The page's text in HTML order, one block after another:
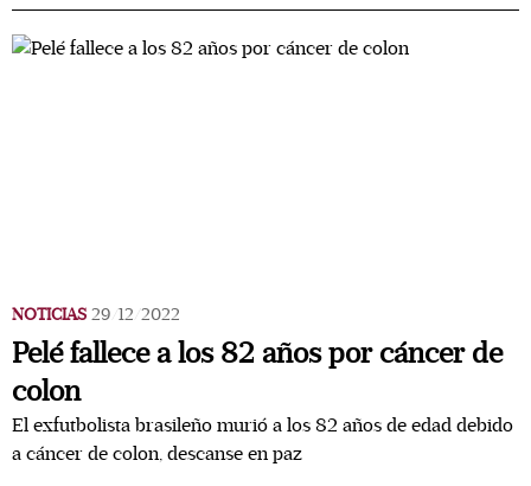
NOTICIAS 29/12/2022
Pelé fallece a los 82 años por cáncer de
colon
El exfutbolista brasileño murió a los 82 años de edad debido
a cáncer de colon, descanse en paz